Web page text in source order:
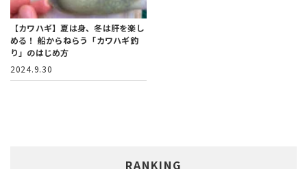
【カワハギ】夏は身、冬は肝を楽し
める！ 船からねらう「カワハギ釣
り」のはじめ方
2024.9.30
RANKING